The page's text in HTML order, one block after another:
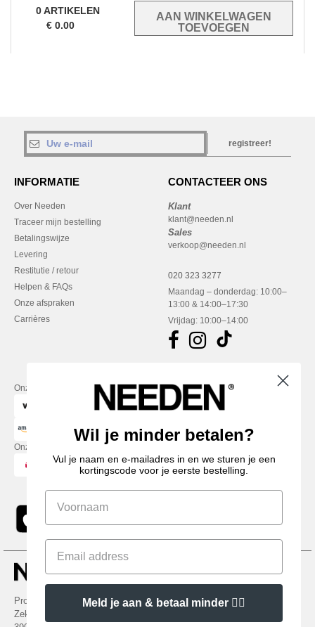
0ARTIKELEN
€ 0.00
registreer!
INFORMATIE
Over Needen
Traceer mijn bestelling
Betalingswijze
Levering
Restitutie / retour
Helpen & FAQs
Onze afspraken
Carrières
CONTACTEER ONS
Klant
klant@needen.nl
Sales
verkoop@needen.nl
020 323 3277
Maandag – donderdag: 10:00–
13:00 & 14:00–17:30
Vrijdag: 10:00–14:00
Onze financiële partners
Onze transporteurs
Promotional Products Almere (P.P.A.) B.V.
Zekeringstraat 46, 1014BT Amsterdam - VAT NL 005596191B03 - KvK
Wil je minder betalen?
Vul je naam en e-mailadres in en we sturen je een
kortingscode voor je eerste bestelling.
Meld je aan & betaal minder 👍🏼